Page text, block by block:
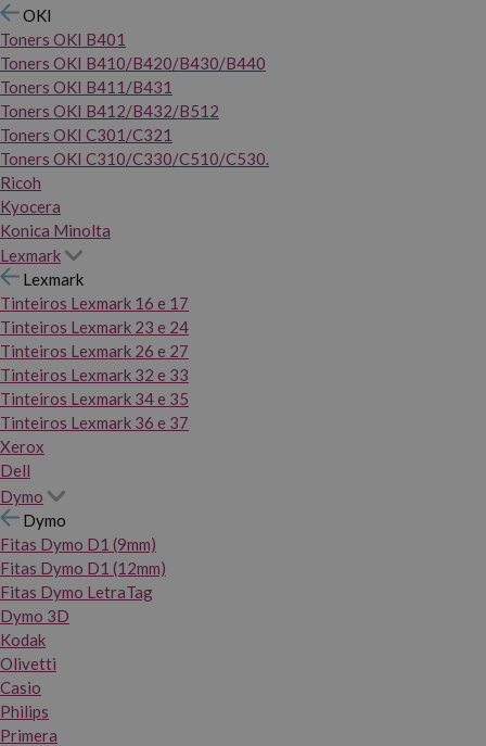
OKI
Toners OKI B401
Toners OKI B410/B420/B430/B440
Toners OKI B411/B431
Toners OKI B412/B432/B512
Toners OKI C301/C321
Toners OKI C310/C330/C510/C530.
Ricoh
Kyocera
Konica Minolta
Lexmark
Lexmark
Tinteiros Lexmark 16 e 17
Tinteiros Lexmark 23 e 24
Tinteiros Lexmark 26 e 27
Tinteiros Lexmark 32 e 33
Tinteiros Lexmark 34 e 35
Tinteiros Lexmark 36 e 37
Xerox
Dell
Dymo
Dymo
Fitas Dymo D1 (9mm)
Fitas Dymo D1 (12mm)
Fitas Dymo LetraTag
Dymo 3D
Kodak
Olivetti
Casio
Philips
Primera